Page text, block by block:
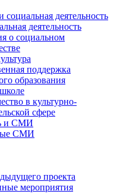
деятельность
деятельность
о социальном
поддержка
образования
в культурно-
сфере
и СМИ
СМИ
проекта
мероприятия